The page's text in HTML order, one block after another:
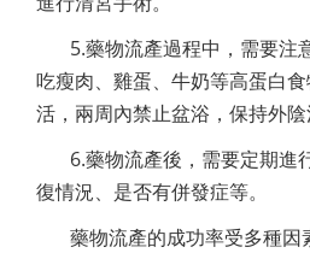
5.藥物流產過程中，需要注
吃瘦肉、雞蛋、牛奶等高蛋白
活，兩周內禁止盆浴，保持外陰
6.藥物流產後，需要定期進
復情況、是否有併發症等。
藥物流產的成功率受多種因